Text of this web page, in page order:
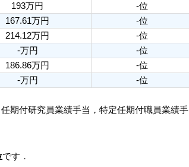
193万円 -位
167.61万円 -位
214.12万円 -位
-万円 -位
186.86万円 -位
-万円 -位
期付研究員業績手当，特定任期付職員業績手
です．